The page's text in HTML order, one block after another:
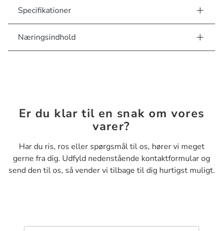
Specifikationer
Næringsindhold
Er du klar til en snak om vores
varer?
Har du ris, ros eller spørgsmål til os, hører vi meget
gerne fra dig. Udfyld nedenstående kontaktformular og
send den til os, så vender vi tilbage til dig hurtigst muligt.